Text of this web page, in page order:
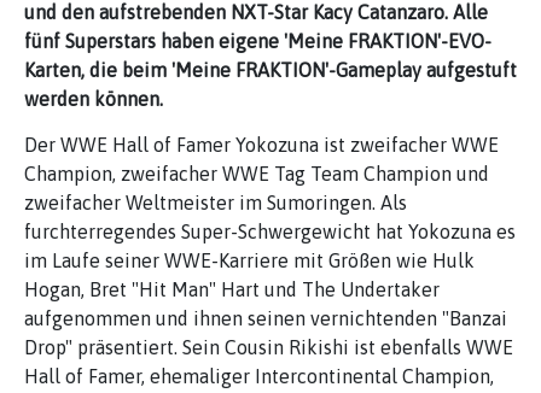
und den aufstrebenden NXT-Star Kacy Catanzaro. Alle
fünf Superstars haben eigene 'Meine FRAKTION'-EVO-
Karten, die beim 'Meine FRAKTION'-Gameplay aufgestuft
werden können.
Der WWE Hall of Famer Yokozuna ist zweifacher WWE
Champion, zweifacher WWE Tag Team Champion und
zweifacher Weltmeister im Sumoringen. Als
furchterregendes Super-Schwergewicht hat Yokozuna es
im Laufe seiner WWE-Karriere mit Größen wie Hulk
Hogan, Bret "Hit Man" Hart und The Undertaker
aufgenommen und ihnen seinen vernichtenden "Banzai
Drop" präsentiert. Sein Cousin Rikishi ist ebenfalls WWE
Hall of Famer, ehemaliger Intercontinental Champion,